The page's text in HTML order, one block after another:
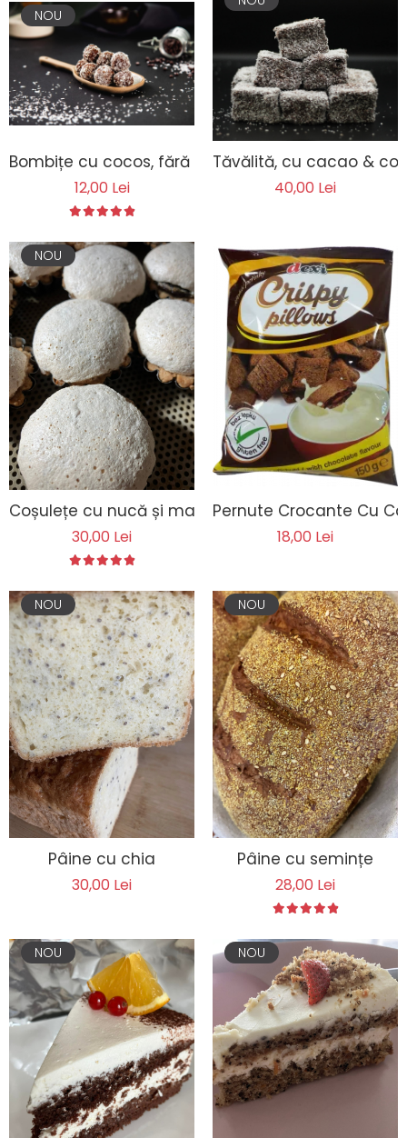
NOU
Bombițe cu cocos, fără lactoză
12,00 Lei
Tăvălită, cu cacao &
40,00 Lei
NOU
Coșulețe cu nucă și magiun
30,00 Lei
Pernute Crocante Cu
18,00 Lei
NOU
Pâine cu chia
30,00 Lei
NOU
Pâine cu semințe
28,00 Lei
NOU NOU